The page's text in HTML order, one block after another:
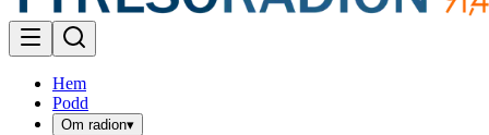
Hem
Podd
Om radion▾